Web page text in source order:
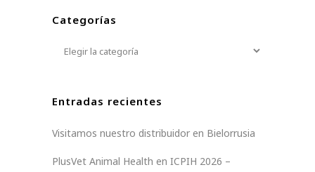
Categorías
Categorías
Entradas recientes
Visitamos nuestro distribuidor en Bielorrusia
PlusVet Animal Health en ICPIH 2026 –